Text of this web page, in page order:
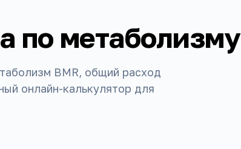
по метаболизму
BMR, общий расход
онлайн-калькулятор для